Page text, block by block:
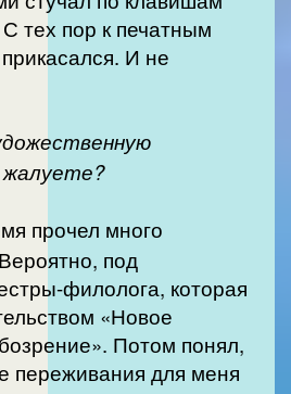
тех пор к печатным
И не
прочел много
под
филолога, которая
«Новое
Потом понял,
переживания для меня